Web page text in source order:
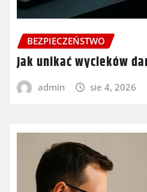
BEZPIECZEŃSTWO
Jak unikać wycieków
admin sie 4, 2026